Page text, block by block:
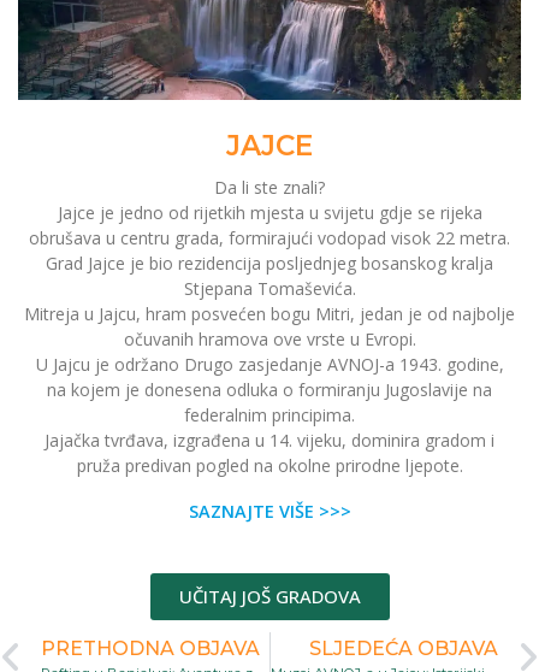
JAJCE
Da li ste znali?
Jajce je jedno od rijetkih mjesta u svijetu gdje se rijeka
obrušava u centru grada, formirajući vodopad visok 22 metra.
Grad Jajce je bio rezidencija posljednjeg bosanskog kralja
Stjepana Tomaševića.
Mitreja u Jajcu, hram posvećen bogu Mitri, jedan je od najbolje
očuvanih hramova ove vrste u Evropi.
U Jajcu je održano Drugo zasjedanje AVNOJ-a 1943. godine,
na kojem je donesena odluka o formiranju Jugoslavije na
federalnim principima.
Jajačka tvrđava, izgrađena u 14. vijeku, dominira gradom i
pruža predivan pogled na okolne prirodne ljepote.
SAZNAJTE VIŠE >>>
UČITAJ JOŠ GRADOVA
PRETHODNA OBJAVA SLJEDEĆA OBJAVA